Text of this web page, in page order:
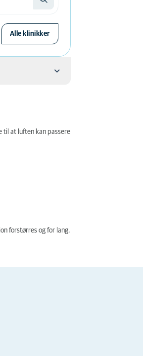
Alle klinikker
at luften kan passere
forstørres og for lang,